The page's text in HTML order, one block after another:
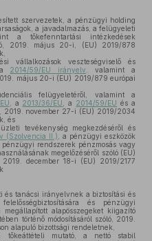
szervezetek, a pénzügyi holding
a javadalmazás, a felügyeleti
a tőkefenntartási intézkedések
2019. május 20-i, (EU) 2019/878
vállalkozások veszteségviselő és
2014/59/EU irányelv,
valamint a
május 20-i (EU) 2019/879 európai
felügyeletéről, valamint a
, a 2013/36/EU , a 2014/59/EU és a
2019. november 27-i (EU) 2019/2034
és
tevékenység megkezdéséről és
(Szolvencia II.) , a pénzügyi eszközök
pénzügyi rendszerek pénzmosás vagy
megelőzéséről szóló (EU)
december 18-i (EU) 2019/2177
és tanácsi irányelvnek a biztosítási és
és pénzügyi
megállapított alapösszegeket kiigazító
történő módosításáról szóló, 2019.
alapuló bizottsági rendeletnek,
tőkeáttételi mutató, a nettó stabil